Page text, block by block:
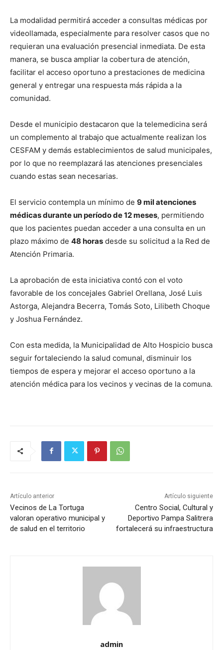
La modalidad permitirá acceder a consultas médicas por
videollamada, especialmente para resolver casos que no
requieran una evaluación presencial inmediata. De esta
manera, se busca ampliar la cobertura de atención,
facilitar el acceso oportuno a prestaciones de medicina
general y entregar una respuesta más rápida a la
comunidad.
Desde el municipio destacaron que la telemedicina será
un complemento al trabajo que actualmente realizan los
CESFAM y demás establecimientos de salud municipales,
por lo que no reemplazará las atenciones presenciales
cuando estas sean necesarias.
El servicio contempla un mínimo de 9 mil atenciones
médicas durante un período de 12 meses, permitiendo
que los pacientes puedan acceder a una consulta en un
plazo máximo de 48 horas desde su solicitud a la Red de
Atención Primaria.
La aprobación de esta iniciativa contó con el voto
favorable de los concejales Gabriel Orellana, José Luis
Astorga, Alejandra Becerra, Tomás Soto, Lilibeth Choque
y Joshua Fernández.
Con esta medida, la Municipalidad de Alto Hospicio busca
seguir fortaleciendo la salud comunal, disminuir los
tiempos de espera y mejorar el acceso oportuno a la
atención médica para los vecinos y vecinas de la comuna.
Artículo anterior
Vecinos de La Tortuga
valoran operativo municipal y
de salud en el territorio
Artículo siguiente
Centro Social, Cultural y
Deportivo Pampa Salitrera
fortalecerá su infraestructura
admin